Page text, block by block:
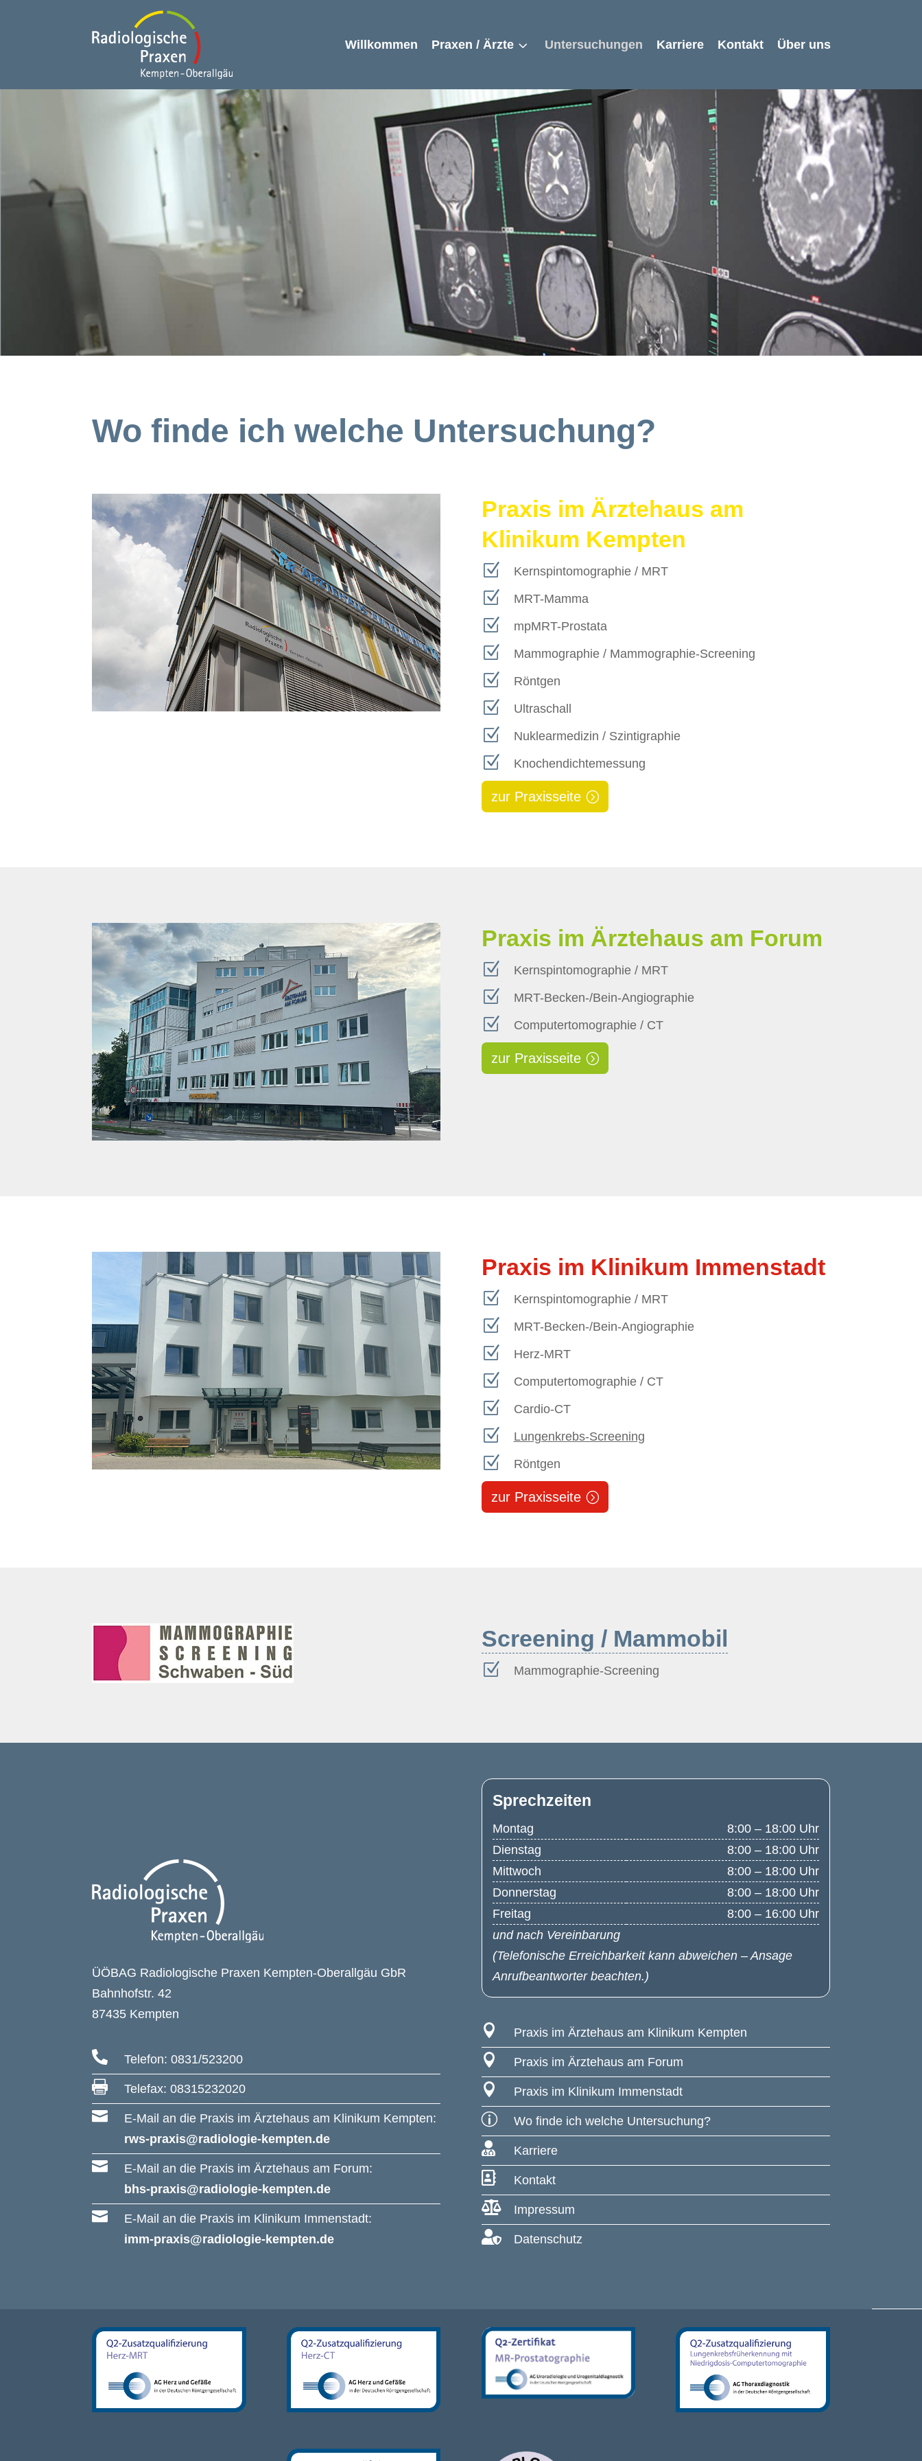
Willkommen Praxen / Ärzte Untersuchungen Karriere Kontakt Über uns
Wo finde ich welche Untersuchung?
Praxis im Ärztehaus am
Klinikum Kempten
Z Kernspintomographie / MRT
Z MRT-Mamma
Z mpMRT-Prostata
Z Mammographie / Mammographie-Screening
Z Röntgen
Z Ultraschall
Z Nuklearmedizin / Szintigraphie
Z Knochendichtemessung
zur Praxisseite
Praxis im Ärztehaus am Forum
Z Kernspintomographie / MRT
Z MRT-Becken-/Bein-Angiographie
Z Computertomographie / CT
zur Praxisseite
Praxis im Klinikum Immenstadt
Z Kernspintomographie / MRT
Z MRT-Becken-/Bein-Angiographie
Z Herz-MRT
Z Computertomographie / CT
Z Cardio-CT
Z Lungenkrebs-Screening
Z Röntgen
zur Praxisseite
Screening / Mammobil
Z Mammographie-Screening
ÜÖBAG Radiologische Praxen Kempten-Oberallgäu GbR
Bahnhofstr. 42
87435 Kempten
 Telefon:0831/523200
 Telefax:08315232020

E-Mail an die Praxis im Ärztehaus am Klinikum Kempten:
rws-praxis@radiologie-kempten.de

E-Mail an die Praxis im Ärztehaus am Forum:
bhs-praxis@radiologie-kempten.de

E-Mail an die Praxis im Klinikum Immenstadt:
imm-praxis@radiologie-kempten.de
Sprechzeiten
Montag
8:00 – 18:00 Uhr
Dienstag
8:00 – 18:00 Uhr
Mittwoch
8:00 – 18:00 Uhr
Donnerstag
8:00 – 18:00 Uhr
Freitag
8:00 – 16:00 Uhr
und nach Vereinbarung
(Telefonische Erreichbarkeit kann abweichen – Ansage
Anrufbeantworter beachten.)
 Praxis im Ärztehaus am Klinikum Kempten
 Praxis im Ärztehaus am Forum
 Praxis im Klinikum Immenstadt
p Wo finde ich welche Untersuchung?
 Karriere
 Kontakt
 Impressum
 Datenschutz